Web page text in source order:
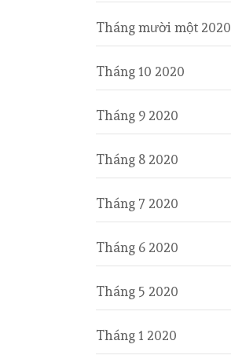
Tháng mười một 2020
Tháng 10 2020
Tháng 9 2020
Tháng 8 2020
Tháng 7 2020
Tháng 6 2020
Tháng 5 2020
Tháng 1 2020